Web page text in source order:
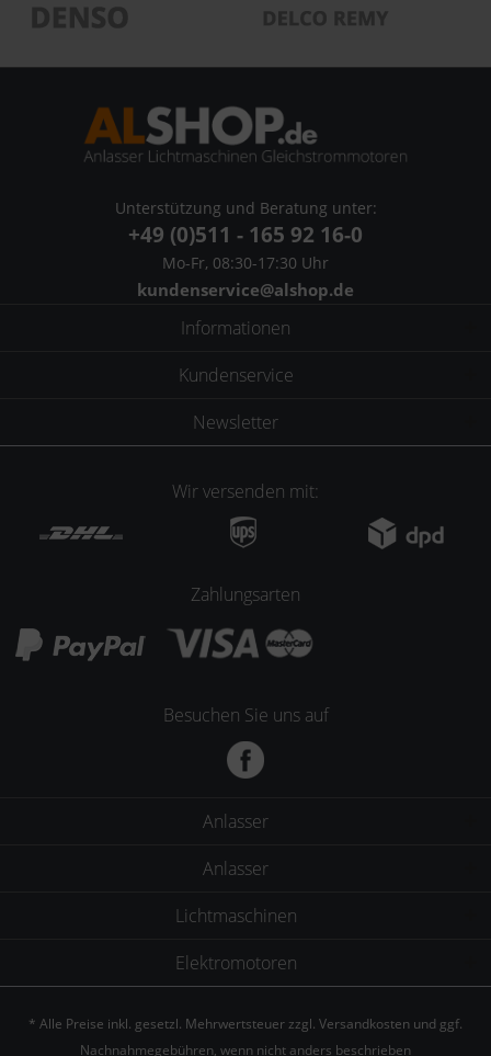
Unterstützung und Beratung unter:
+49 (0)511 - 165 92 16-0
Mo-Fr, 08:30-17:30 Uhr
kundenservice@alshop.de
Informationen
Kundenservice
Newsletter
Wir versenden mit:
Zahlungsarten
Besuchen Sie uns auf
Anlasser
Anlasser
Lichtmaschinen
Elektromotoren
* Alle Preise inkl. gesetzl. Mehrwertsteuer zzgl. Versandkosten und ggf.
Nachnahmegebühren, wenn nicht anders beschrieben